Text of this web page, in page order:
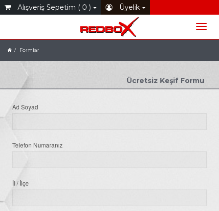
Alışveriş Sepetim ( 0 ) Üyelik
Formlar
Ücretsiz Keşif Formu
Ad Soyad
Telefon Numaranız
İl / İlçe